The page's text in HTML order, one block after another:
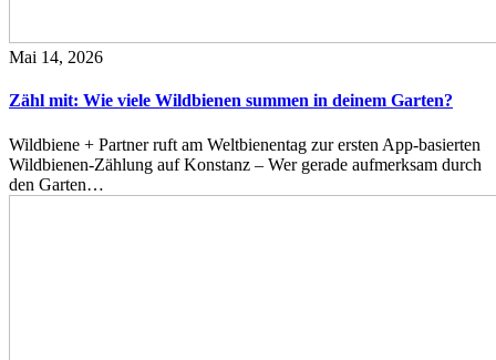
Mai 14, 2026
Zähl mit: Wie viele Wildbienen summen in deinem Garten?
Wildbiene + Partner ruft am Weltbienentag zur ersten App-basierten
Wildbienen-Zählung auf Konstanz – Wer gerade aufmerksam durch
den Garten…